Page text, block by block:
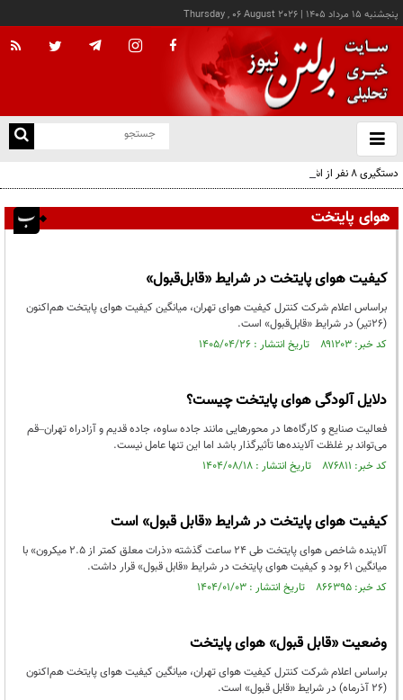
پنجشنبه ۱۵ مرداد ۱۴۰۵ |
Thursday , 06 August 2026
باز
و
دستگیری ۸ نفر از اشرار مسلح شاخص و مرتبطین گروهک‌های تروریستی
هوای پایتخت
کیفیت هوای پایتخت در شرایط «قابل‌قبول»
براساس اعلام شرکت کنترل کیفیت هوای تهران، میانگین کیفیت هوای پایتخت هم‌اکنون‌
(۲۶تیر) در شرایط «قابل‌قبول» است.
کد خبر: ۸۹۱۲۰۳ تاریخ انتشار : ۱۴۰۵/۰۴/۲۶
دلایل آلودگی هوای پایتخت چیست؟
فعالیت صنایع و کارگاه‌ها در محورهایی مانند جاده ساوه، جاده قدیم و آزادراه تهران–قم
می‌تواند بر غلظت آلاینده‌ها تأثیرگذار باشد اما این تنها عامل نیست.
کد خبر: ۸۷۶۸۱۱ تاریخ انتشار : ۱۴۰۴/۰۸/۱۸
کیفیت هوای پایتخت در شرایط «قابل قبول» است
آلاینده شاخص هوای پایتخت طی ۲۴ ساعت گذشته «ذرات معلق کمتر از ۲.۵ میکرون» با
میانگین ۶۱ بود و کیفیت هوای پایتخت در شرایط «قابل قبول» قرار داشت.
کد خبر: ۸۶۶۳۹۵ تاریخ انتشار : ۱۴۰۴/۰۱/۰۳
وضعیت «قابل قبول» هوای پایتخت
براساس اعلام شرکت کنترل کیفیت هوای تهران، میانگین کیفیت هوای پایتخت هم‌اکنون
(۲۶ آذرماه) در شرایط «قابل قبول» است.